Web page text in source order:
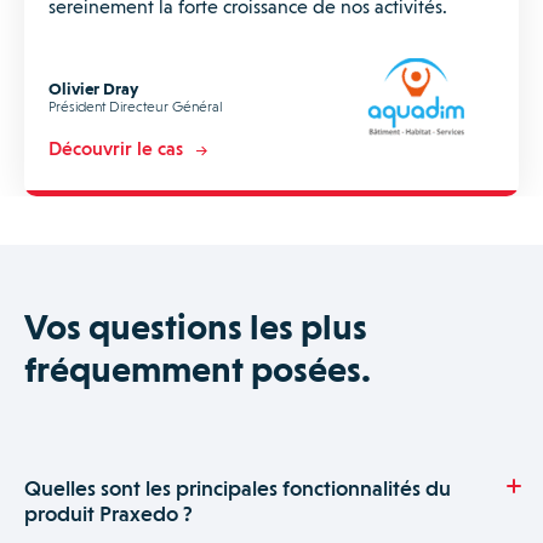
sereinement la forte croissance de nos activités.
Olivier Dray
Président Directeur Général
Découvrir le cas
Vos questions les plus
fréquemment posées.
Quelles sont les principales fonctionnalités du
produit Praxedo ?